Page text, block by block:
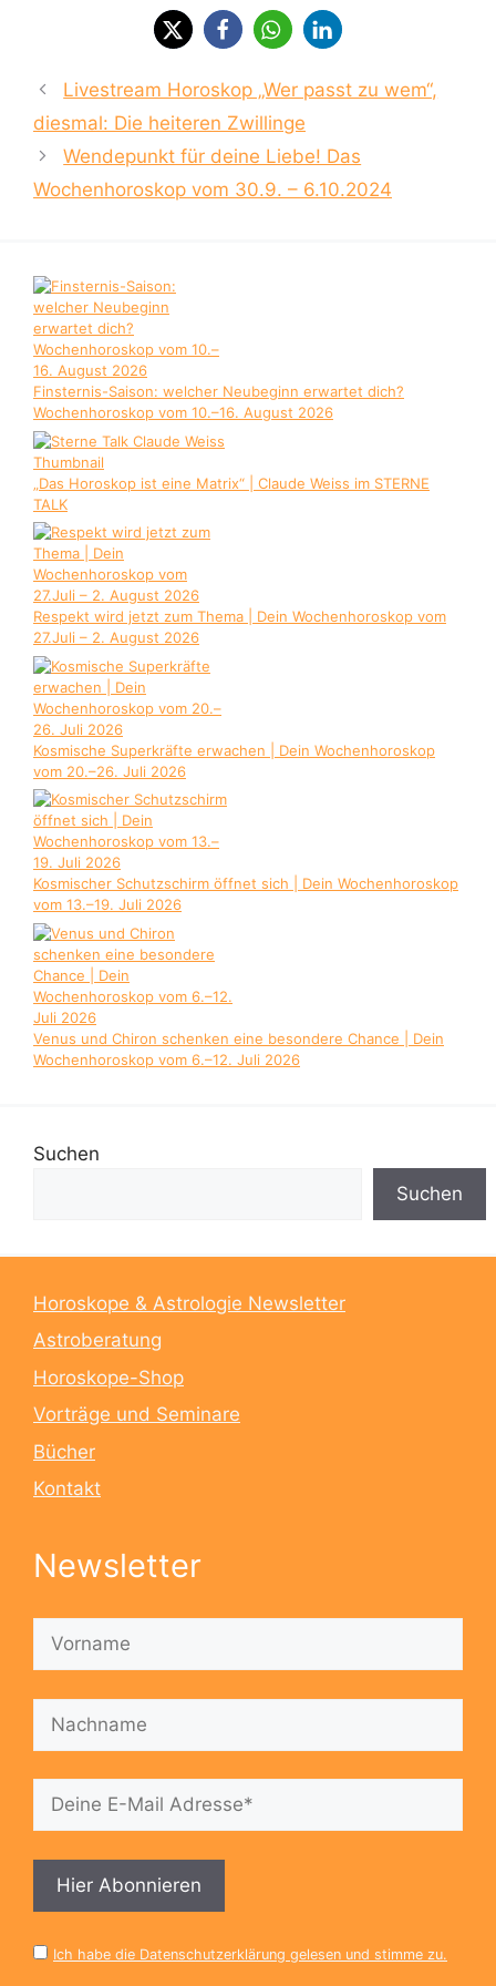
Livestream Horoskop „Wer passt zu wem“,
diesmal: Die heiteren Zwillinge
Wendepunkt für deine Liebe! Das
Wochenhoroskop vom 30.9. – 6.10.2024
Finsternis-Saison: welcher Neubeginn erwartet dich?
Wochenhoroskop vom 10.–16. August 2026
„Das Horoskop ist eine Matrix“ | Claude Weiss im STERNE
TALK
Respekt wird jetzt zum Thema | Dein Wochenhoroskop vom
27.Juli – 2. August 2026
Kosmische Superkräfte erwachen | Dein Wochenhoroskop
vom 20.–26. Juli 2026
Kosmischer Schutzschirm öffnet sich | Dein Wochenhoroskop
vom 13.–19. Juli 2026
Venus und Chiron schenken eine besondere Chance | Dein
Wochenhoroskop vom 6.–12. Juli 2026
Suchen
Suchen
Horoskope & Astrologie Newsletter
Astroberatung
Horoskope-Shop
Vorträge und Seminare
Bücher
Kontakt
Newsletter
Ich habe die Datenschutzerklärung gelesen und stimme zu.